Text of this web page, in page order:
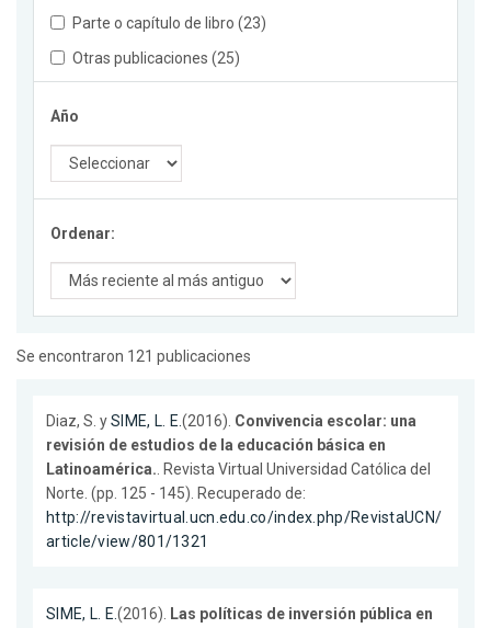
Parte o capítulo de libro (23)
Otras publicaciones (25)
Año
Ordenar:
Se encontraron 121 publicaciones
Diaz, S. ySIME, L. E.(2016). Convivencia escolar: una
revisión de estudios de la educación básica en
Latinoamérica.. Revista Virtual Universidad Católica del
Norte. (pp. 125 - 145). Recuperado de:
http://revistavirtual.ucn.edu.co/index.php/RevistaUCN/
article/view/801/1321
SIME, L. E.(2016). Las políticas de inversión pública en